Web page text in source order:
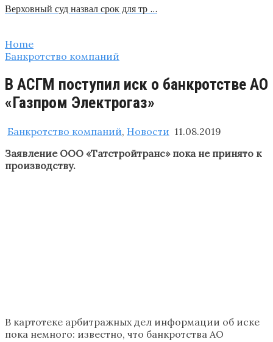
Верховный суд назвал срок для тр …
Home
Банкротство компаний
В АСГМ поступил иск о банкротстве АО
«Газпром Электрогаз»
Банкротство компаний, Новости 11.08.2019
Заявление ООО «Татстройтранс» пока не принято к
производству.
В картотеке арбитражных дел информации об иске
пока немного: известно, что банкротства АО